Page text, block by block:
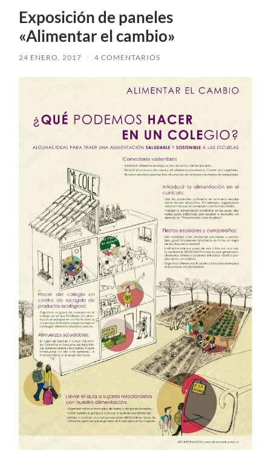
Exposición de paneles
«Alimentar el cambio»
24 ENERO, 2017 / 4 COMENTARIOS